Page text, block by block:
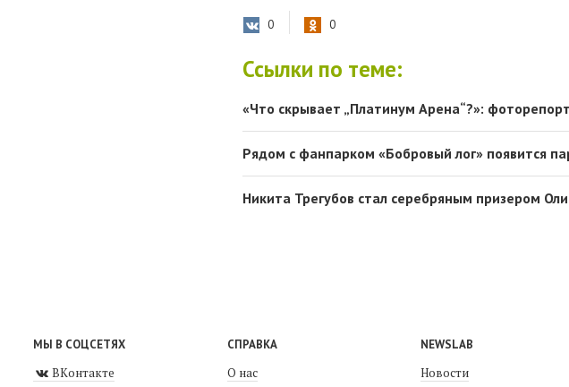
0 0
Ссылки по теме:
«Что скрывает „Платинум Арена“?»:
Рядом с фанпарком «Бобровый лог» появится
Никита Трегубов стал серебряным призером
МЫ В СОЦСЕТЯХ
ВКонтакте
СПРАВКА
О нас
NEWSLAB
Новости